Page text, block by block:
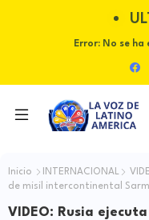
Error:No se ha
Inicio INTERNACIONAL
de misil intercontinental
VIDEO: Rusia